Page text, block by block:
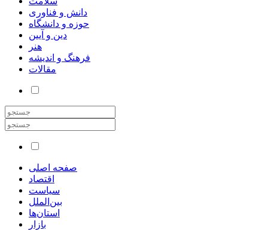
دانش و فناوری
حوزه و دانشگاه
دین و آیین
هنر
فرهنگ و اندیشه
مقالات
صفحه اصلی
اقتصاد
سیاست
بین‌الملل
استان‌ها
بازار